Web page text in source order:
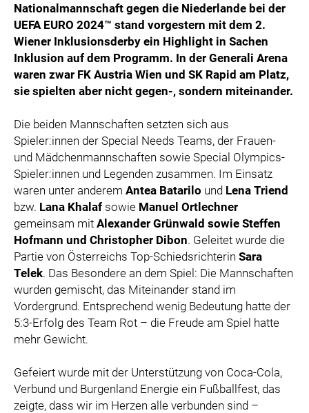
MEDIA
LOGOS
COCA COLA
PRESSEKONTAKT
Nationalmannschaft gegen die Niederlande bei der
UEFA EURO 2024™ stand vorgestern mit dem 2.
Wiener Inklusionsderby ein Highlight in Sachen
Inklusion auf dem Programm. In der Generali Arena
waren zwar FK Austria Wien und SK Rapid am Platz,
sie spielten aber nicht gegen-, sondern miteinander.
Die beiden Mannschaften setzten sich aus
Spieler:innen der Special Needs Teams, der Frauen-
und Mädchenmannschaften sowie Special Olympics-
Spieler:innen und Legenden zusammen. Im Einsatz
waren unter anderem Antea Batarilo und Lena Triend
bzw. Lana Khalaf sowie Manuel Ortlechner
gemeinsam mit Alexander Grünwald sowie Steffen
Hofmann und Christopher Dibon. Geleitet wurde die
Partie von Österreichs Top-Schiedsrichterin Sara
Telek. Das Besondere an dem Spiel: Die Mannschaften
wurden gemischt, das Miteinander stand im
Vordergrund. Entsprechend wenig Bedeutung hatte der
5:3-Erfolg des Team Rot – die Freude am Spiel hatte
mehr Gewicht.
Gefeiert wurde mit der Unterstützung von Coca-Cola,
Verbund und Burgenland Energie ein Fußballfest, das
zeigte, dass wir im Herzen alle verbunden sind –